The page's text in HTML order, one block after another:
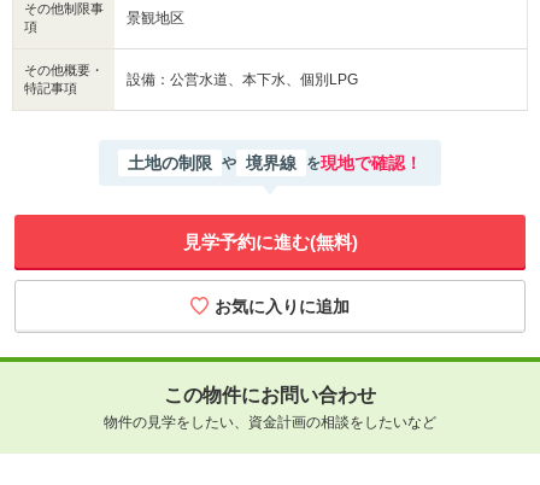
その他制限事
項
景観地区
その他概要・
特記事項
設備：公営水道、本下水、個別LPG
土地の制限 や 境界線 を現地で確認！
見学予約に進む(無料)
この物件にお問い合わせ
物件の見学をしたい、資金計画の相談をしたいなど